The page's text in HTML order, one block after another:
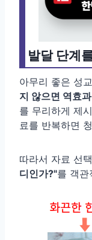
발달 단계
아무리 좋은 성
지 않으면 역효과
를 무리하게 제
료를 반복하면
따라서 자료 선
디인가?"를 객관